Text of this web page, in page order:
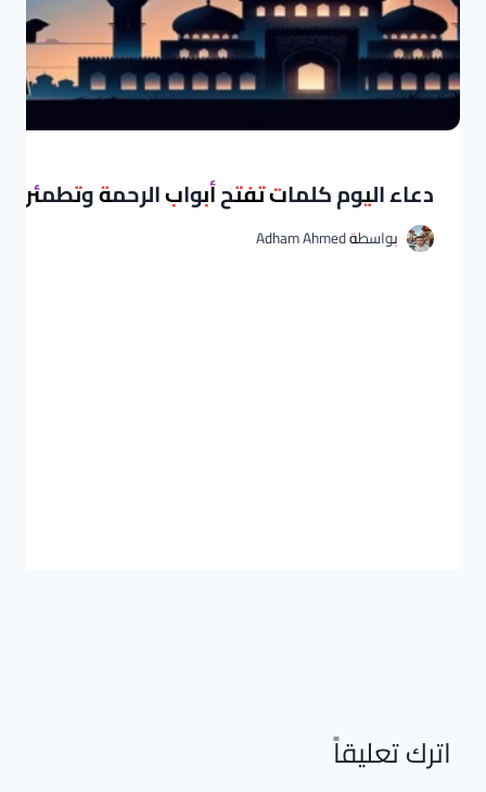
دعاء اليوم كلمات تفتح أبواب الرحمة وتطمئن
بواسطةAdham Ahmed
اترك تعليقاً